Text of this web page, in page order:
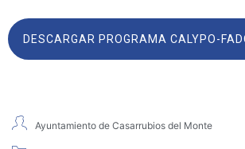
DESCARGAR PROGRAMA CALYPO-
Ayuntamiento de Casarrubios del Monte